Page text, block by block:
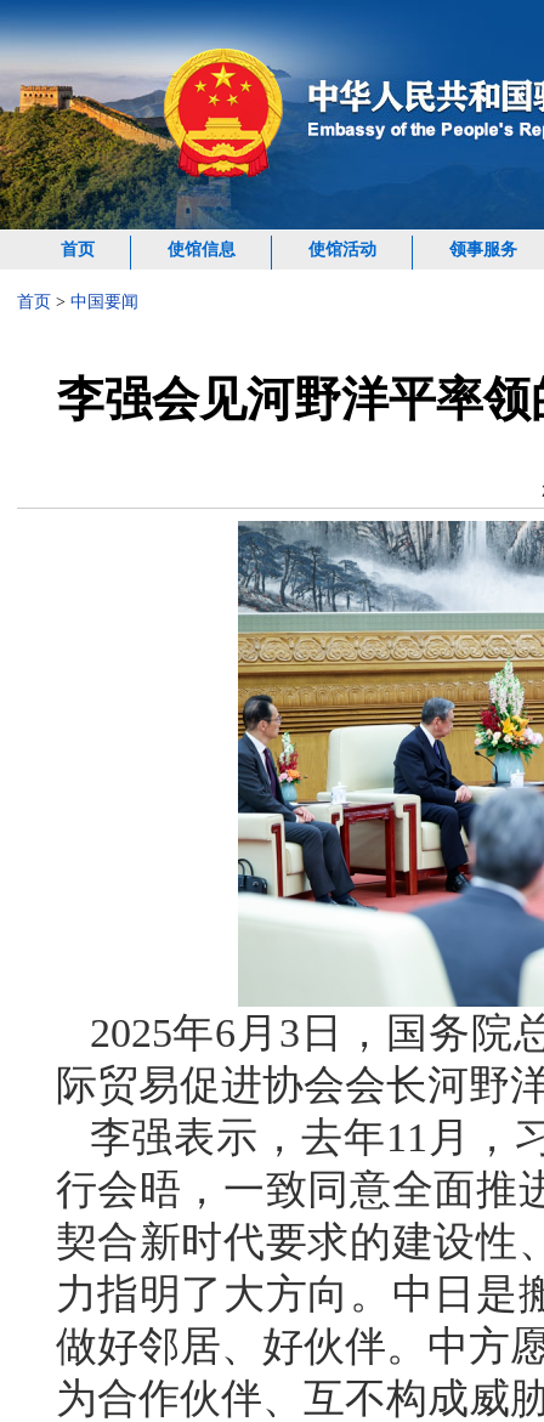
首页 使馆信息 使馆活动 领事服务
首页 > 中国要闻
李强会见河野洋平率
2025年6月3日，国务院
际贸易促进协会会长河野
李强表示，去年11月，
行会晤，一致同意全面推
契合新时代要求的建设性
力指明了大方向。中日是
做好邻居、好伙伴。中方
为合作伙伴、互不构成威